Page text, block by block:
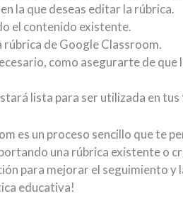
la que deseas editar la rúbrica.
el contenido existente.
rúbrica de Google Classroom.
como asegurarte de
lista para ser utilizada en
es un proceso sencillo que te
una rúbrica existente o
para mejorar el seguimiento
educativa!